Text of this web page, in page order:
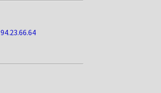
94.23.66.64